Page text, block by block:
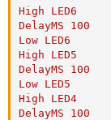
High LED6
DelayMS 100
Low LED6
High LED5
DelayMS 100
Low LED5
High LED4
DelayMS 100